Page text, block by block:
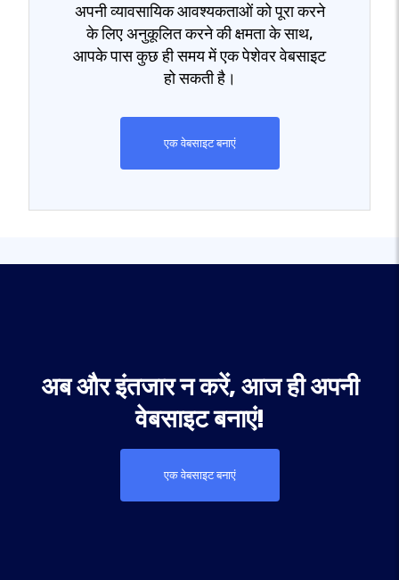
अपनी व्यावसायिक आवश्यकताओं को पूरा करने
के लिए अनुकूलित करने की क्षमता के साथ,
आपके पास कुछ ही समय में एक पेशेवर वेबसाइट
हो सकती है।
एक वेबसाइट बनाएं
अब और इंतजार न करें, आज ही अपनी
वेबसाइट बनाएं!
एक वेबसाइट बनाएं